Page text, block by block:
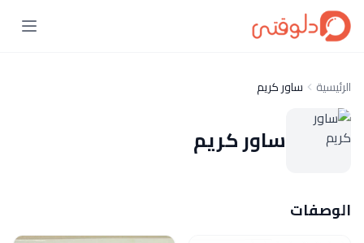
الرئيسية ساور كريم
ساور كريم
الوصفات